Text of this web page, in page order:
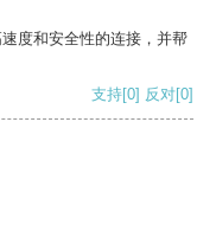
度和安全性的连接，并帮
支持[0] 反对[0]